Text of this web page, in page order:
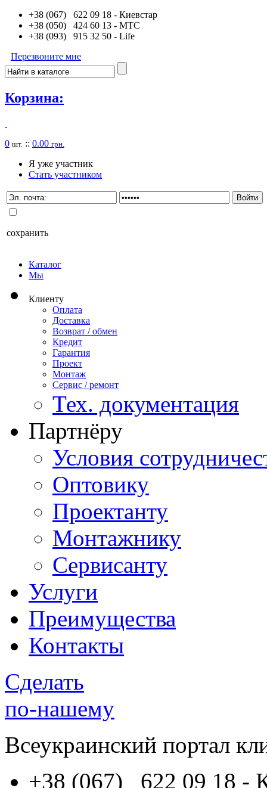
+38 (067) 622 09 18 - Киевстар
+38 (050) 424 60 13 - MTC
+38 (093) 915 32 50 - Life
Перезвоните мне
Корзина:
0 шт. :: 0.00 грн.
Я уже участник
Стать участником
сохранить
Каталог
Мы
Клиенту
Оплата
Доставка
Возврат / обмен
Кредит
Гарантия
Проект
Монтаж
Сервис / ремонт
Тех. документация
Партнёру
Условия
Оптовику
Проектанту
Монтажнику
Сервисанту
Услуги
Преимущества
Контакты
Сделать
по-нашему
Всеукраинский портал
+38 (067) 622 09 18 -